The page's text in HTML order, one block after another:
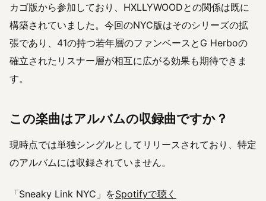
カゴ版から参加しており、HXLLYWOODとの関係は既に
構築されていました。今回のNYC版はそのシリーズの拡
張であり、41の持つ若年層のファンベースとG Herboの
確立されたリスナー層が相互に広がる効果も期待できま
す。
この楽曲はアルバムの収録曲ですか？
現時点では単独シングルとしてリリースされており、特定
のアルバムには収録されていません。
「Sneaky Link NYC」をSpotifyで聴く